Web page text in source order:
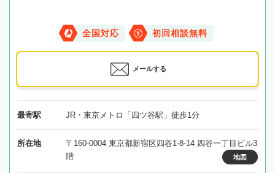
全国対応 初回相談無料
メールする
最寄駅 JR・東京メトロ「四ツ谷駅」徒歩1分
所在地
〒160-0004 東京都新宿区四谷1-8-14 四谷一丁目ビル3
階
地図